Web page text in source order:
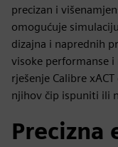
precizan i
omogućuje
dizajna i naprednih
visoke performanse i
rješenje Calibre
njihov čip ispuniti ili
Precizna